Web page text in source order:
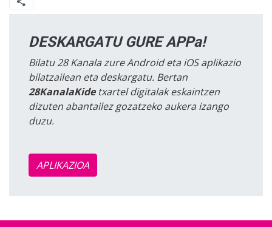
DESKARGATU GURE APPa!
Bilatu 28 Kanala zure Android eta iOS aplikazio
bilatzailean eta deskargatu. Bertan
28KanalaKidetxartel digitalak eskaintzen
dizuten abantailez gozatzeko aukera izango
duzu.
APLIKAZIOA